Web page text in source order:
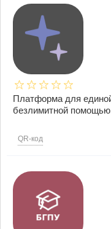
Платформа для
безлимитной
QR-код